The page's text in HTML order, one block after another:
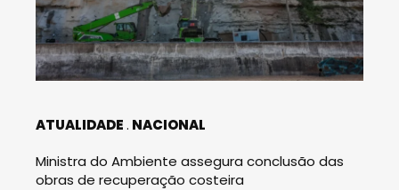
ATUALIDADE NACIONAL
Ministra do Ambiente assegura conclusão das
obras de recuperação costeira